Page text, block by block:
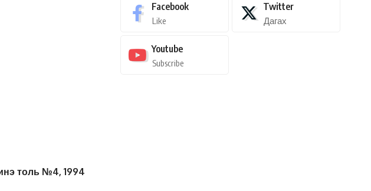
толь №4, 1994
Facebook
Like
Twitter
Дагах
Youtube
Subscribe